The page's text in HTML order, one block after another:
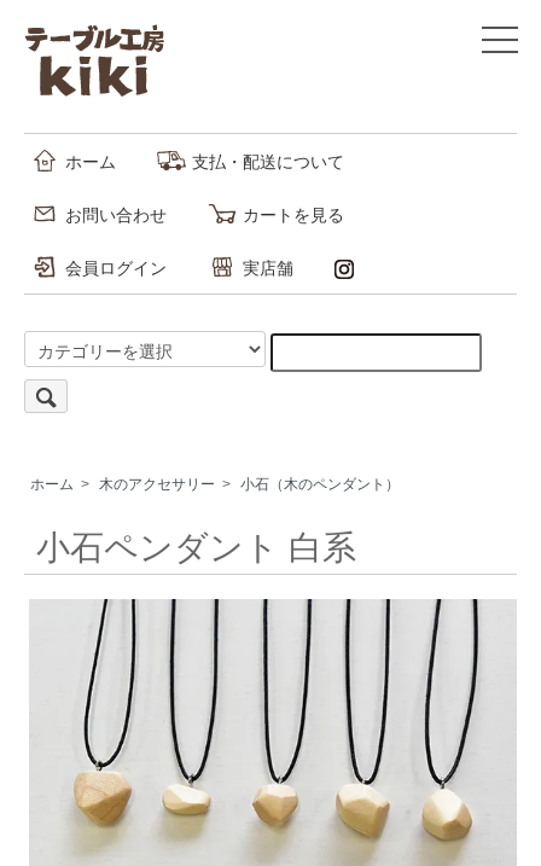
ホーム 支払・配送について
お問い合わせ カートを見る
会員ログイン 実店舗
ホーム > 木のアクセサリー > 小石（木のペンダント）
小石ペンダント 白系